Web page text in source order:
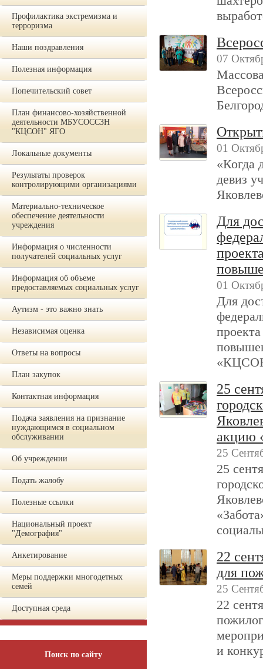
Профилактика экстремизма и
терроризма
Наши поздравления
Полезная информация
Попечительский совет
План финансово-хозяйственной
деятельности МБУСОССЗН
"КЦСОН" ЯГО
Локальные документы
Результаты проверок
контролирующими организациями
Материально-техническое
обеспечение деятельности
учреждения
Информация о численности
получателей социальных услуг
Информация об объеме
предоставляемых социальных услуг
Аутизм - это важно знать
Независимая оценка
Ответы на вопросы
План закупок
Контактная информация
Подача заявления на признание
нуждающимся в социальном
обслуживании
Об учреждении
Подать жалобу
Полезные ссылки
Национальный проект
"Демография"
Анкетирование
Меры поддержки многодетных
семей
Доступная среда
Поиск по сайту
07
01
«Когда
девиз
Для
01
Для
25
акцию
25
25
22
для
25
22
и